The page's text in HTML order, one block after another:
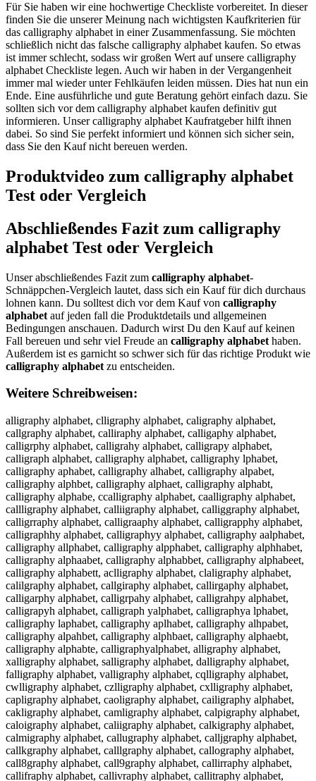
Für Sie haben wir eine hochwertige Checkliste vorbereitet. In dieser
finden Sie die unserer Meinung nach wichtigsten Kaufkriterien für
das calligraphy alphabet in einer Zusammenfassung. Sie möchten
schließlich nicht das falsche calligraphy alphabet kaufen. So etwas
ist immer schlecht, sodass wir großen Wert auf unsere calligraphy
alphabet Checkliste legen. Auch wir haben in der Vergangenheit
immer mal wieder unter Fehlkäufen leiden müssen. Dies hat nun ein
Ende. Eine ausführliche und gute Beratung gehört einfach dazu. Sie
sollten sich vor dem calligraphy alphabet kaufen definitiv gut
informieren. Unser calligraphy alphabet Kaufratgeber hilft ihnen
dabei. So sind Sie perfekt informiert und können sich sicher sein,
dass Sie den Kauf nicht bereuen werden.
Produktvideo zum calligraphy alphabet
Test oder Vergleich
Abschließendes Fazit zum calligraphy
alphabet Test oder Vergleich
Unser abschließendes Fazit zum calligraphy alphabet-
Schnäppchen-Vergleich lautet, dass sich ein Kauf für dich durchaus
lohnen kann. Du solltest dich vor dem Kauf von calligraphy
alphabet auf jeden fall die Produktdetails und allgemeinen
Bedingungen anschauen. Dadurch wirst Du den Kauf auf keinen
Fall bereuen und sehr viel Freude an calligraphy alphabet haben.
Außerdem ist es garnicht so schwer sich für das richtige Produkt wie
calligraphy alphabet zu entscheiden.
Weitere Schreibweisen:
alligraphy alphabet, clligraphy alphabet, caligraphy alphabet,
callgraphy alphabet, calliraphy alphabet, calligaphy alphabet,
calligrphy alphabet, calligrahy alphabet, calligrapy alphabet,
calligraph alphabet, calligraphy alphabet, calligraphy lphabet,
calligraphy aphabet, calligraphy alhabet, calligraphy alpabet,
calligraphy alphbet, calligraphy alphaet, calligraphy alphabt,
calligraphy alphabe, ccalligraphy alphabet, caalligraphy alphabet,
callligraphy alphabet, calliigraphy alphabet, calliggraphy alphabet,
calligrraphy alphabet, calligraaphy alphabet, calligrapphy alphabet,
calligraphhy alphabet, calligraphyy alphabet, calligraphy aalphabet,
calligraphy allphabet, calligraphy alpphabet, calligraphy alphhabet,
calligraphy alphaabet, calligraphy alphabbet, calligraphy alphabeet,
calligraphy alphabett, aclligraphy alphabet, claligraphy alphabet,
calilgraphy alphabet, callgiraphy alphabet, callirgaphy alphabet,
calligarphy alphabet, calligrpahy alphabet, calligrahpy alphabet,
calligrapyh alphabet, calligraph yalphabet, calligraphya lphabet,
calligraphy laphabet, calligraphy aplhabet, calligraphy alhpabet,
calligraphy alpahbet, calligraphy alphbaet, calligraphy alphaebt,
calligraphy alphabte, calligraphyalphabet, alligraphy alphabet,
xalligraphy alphabet, salligraphy alphabet, dalligraphy alphabet,
falligraphy alphabet, valligraphy alphabet, cqlligraphy alphabet,
cwlligraphy alphabet, czlligraphy alphabet, cxlligraphy alphabet,
capligraphy alphabet, caoligraphy alphabet, cailigraphy alphabet,
cakligraphy alphabet, camligraphy alphabet, calpigraphy alphabet,
caloigraphy alphabet, caliigraphy alphabet, calkigraphy alphabet,
calmigraphy alphabet, callugraphy alphabet, calljgraphy alphabet,
callkgraphy alphabet, calllgraphy alphabet, callography alphabet,
call8graphy alphabet, call9graphy alphabet, callirraphy alphabet,
callifraphy alphabet, callivraphy alphabet, callitraphy alphabet,